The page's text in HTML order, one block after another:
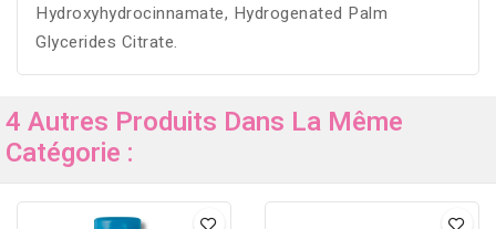
Hydroxyhydrocinnamate, Hydrogenated Palm
Glycerides Citrate.
4 Autres Produits Dans La Même
Catégorie :